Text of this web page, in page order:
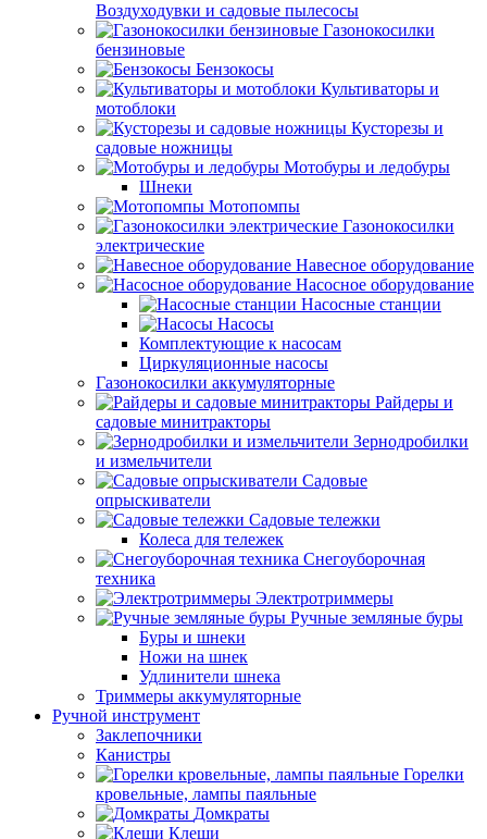
Воздуходувки и садовые пылесосы
Газонокосилки
бензиновые
Бензокосы
Культиваторы и
мотоблоки
Кусторезы и
садовые ножницы
Мотобуры и ледобуры
Шнеки
Мотопомпы
Газонокосилки
электрические
Навесное оборудование
Насосное оборудование
Насосные станции
Насосы
Комплектующие к насосам
Циркуляционные насосы
Газонокосилки аккумуляторные
Райдеры и
садовые минитракторы
Зернодробилки
и измельчители
Садовые
опрыскиватели
Садовые тележки
Колеса для тележек
Снегоуборочная
техника
Электротриммеры
Ручные земляные буры
Буры и шнеки
Ножи на шнек
Удлинители шнека
Триммеры аккумуляторные
Ручной инструмент
Заклепочники
Канистры
Горелки
кровельные, лампы паяльные
Домкраты
Клещи